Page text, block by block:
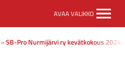
AVAA VALIKKO
»SB-Pro Nurmijärvi ry kevätkokous 2024